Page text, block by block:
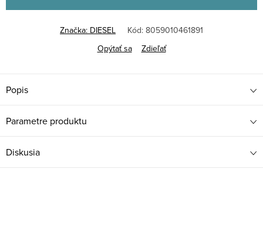
Značka: DIESEL Kód: 8059010461891
Opýtať sa
Zdieľať
Popis
Parametre produktu
Diskusia